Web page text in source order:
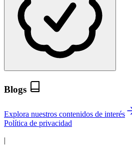
Blogs
Explora nuestros contenidos de interés
Política de privacidad
|